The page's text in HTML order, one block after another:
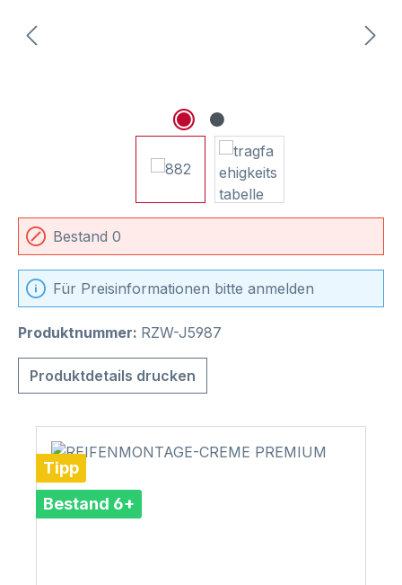
Bestand 0
Für Preisinformationen bitte anmelden
Produktnummer: RZW-J5987
Produktdetails drucken
Tipp
Bestand 6+